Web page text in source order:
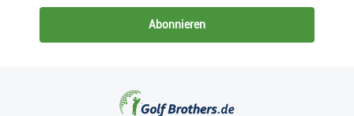
Abonnieren